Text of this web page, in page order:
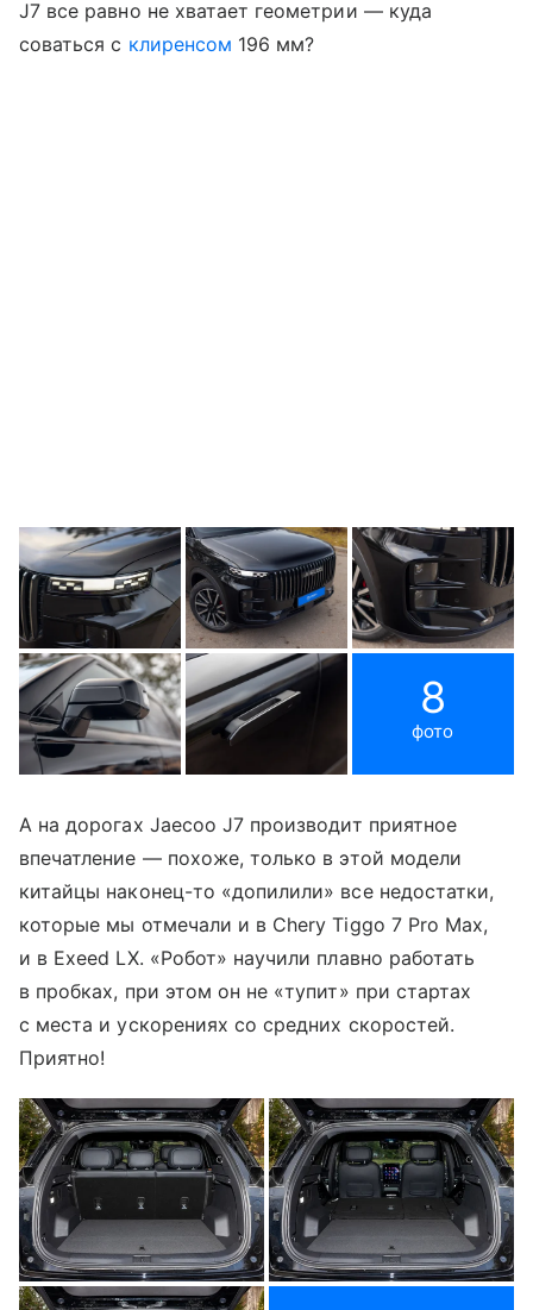
J7 все равно не хватает геометрии — куда
соваться с клиренсом 196 мм?
8
фото
А на дорогах Jaecoo J7 производит приятное
впечатление — похоже, только в этой модели
китайцы наконец-то «допилили» все недостатки,
которые мы отмечали и в Chery Tiggo 7 Pro Max,
и в Exeed LX. «Робот» научили плавно работать
в пробках, при этом он не «тупит» при стартах
с места и ускорениях со средних скоростей.
Приятно!